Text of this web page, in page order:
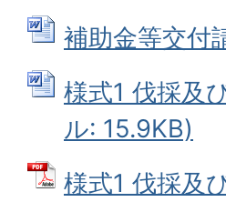
補助金等交付
様式1 伐採及
ル: 15.9KB)
様式1 伐採及